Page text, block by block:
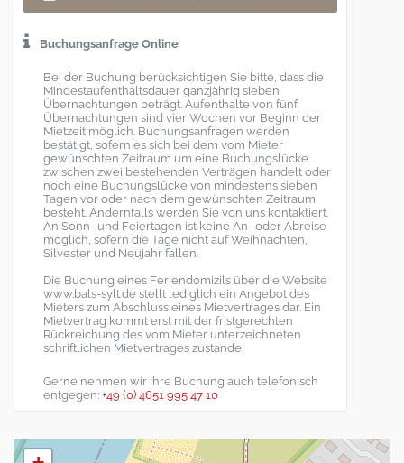
Buchungsanfrage Online
Bei der Buchung berücksichtigen Sie bitte, dass die
Mindestaufenthaltsdauer ganzjährig sieben
Übernachtungen beträgt. Aufenthalte von fünf
Übernachtungen sind vier Wochen vor Beginn der
Mietzeit möglich. Buchungsanfragen werden
bestätigt, sofern es sich bei dem vom Mieter
gewünschten Zeitraum um eine Buchungslücke
zwischen zwei bestehenden Verträgen handelt oder
noch eine Buchungslücke von mindestens sieben
Tagen vor oder nach dem gewünschten Zeitraum
besteht. Andernfalls werden Sie von uns kontaktiert.
An Sonn- und Feiertagen ist keine An- oder Abreise
möglich, sofern die Tage nicht auf Weihnachten,
Silvester und Neujahr fallen.
Die Buchung eines Feriendomizils über die Website
www.bals-sylt.de stellt lediglich ein Angebot des
Mieters zum Abschluss eines Mietvertrages dar. Ein
Mietvertrag kommt erst mit der fristgerechten
Rückreichung des vom Mieter unterzeichneten
schriftlichen Mietvertrages zustande.
Gerne nehmen wir Ihre Buchung auch telefonisch
entgegen: +49 (0) 4651 995 47 10